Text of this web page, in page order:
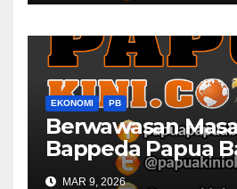
EKONOMI PB
Berwawasan
Bappeda Papua
Konsultasi Publik
MAR 9, 2026